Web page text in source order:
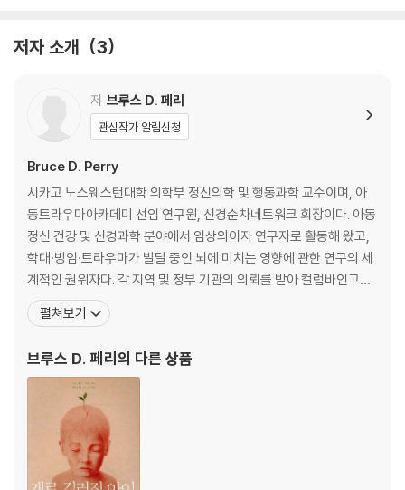
세계관을 형성한다 · 부모가 무너지면 아이도 무너진다 · 내면의 폭풍을 잠
세 번째 대화: 우리는 어떻게 사랑받았나
어려서 받은 사랑이 회복탄력성을 결정한다 · 시리얼의 순간들?온전히 연
결된다는 것 · 스트레스에 대처하는 두 가지 반응-각성과 해리 · 끝나지 않
는 두려움에 갇힌 사람들
네 번째 대화: 트라우마라 부르는 것들
역경의 위험도는 연결성과 타이밍에 달려 있다 · 치유의 적정 용량은 얼마
다섯 번째 대화: 흩어진 점들을 연결하다
세대를 넘어 대물림되는 트라우마 · 조상의 트라우마가 내 DNA에 새겨져
있다 ·트라우마가 신체 건강에 미치는 영향 · 뇌의 상향식 프로세스 ·안전
하고 친밀한 상대에게만 열리는 신경망
저자 소개 3
저 브루스 D. 페리
관심작가 알림신청
Bruce D. Perry
시카고 노스웨스턴대학 의학부 정신의학 및 행동과학 교수이며, 아
동트라우마아카데미 선임 연구원, 신경순차네트워크 회장이다. 아동
정신 건강 및 신경과학 분야에서 임상의이자 연구자로 활동해 왔고,
학대·방임·트라우마가 발달 중인 뇌에 미치는 영향에 관한 연구의 세
계적인 권위자다. 각 지역 및 정부 기관의 의뢰를 받아 컬럼바인고교
총기 난사 사건, 9.11 테러, 오클라호마시티 폭탄 테러, 동일본대지진
등 여러 사건과 재난으로 트라우마를 겪는 아동과 청소년 들을 상담
부터 배우고 성장할 수 있는 때가 온다고 믿는다. 마이
펼쳐보기
브루스 D. 페리 의 다른 상품